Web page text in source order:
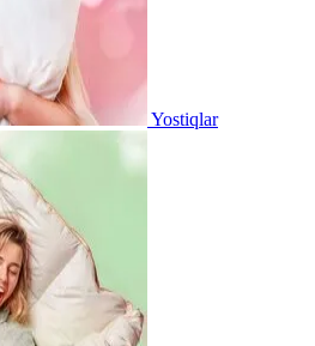
Yostiqlar